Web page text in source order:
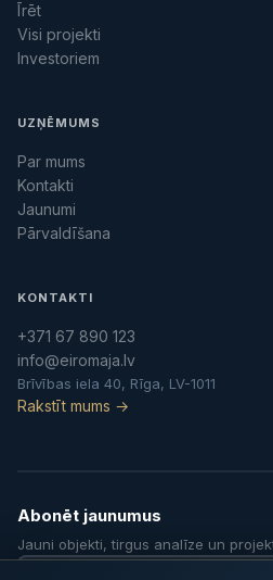
Īrēt
Visi projekti
Investoriem
UZŅĒMUMS
Par mums
Kontakti
Jaunumi
Pārvaldīšana
KONTAKTI
+371 67 890 123
info@eiromaja.lv
Brīvības iela 40, Rīga, LV-1011
Rakstīt mums →
Abonēt jaunumus
Jauni objekti, tirgus analīze un